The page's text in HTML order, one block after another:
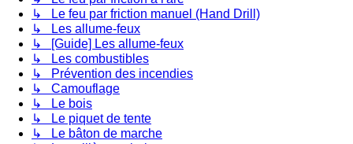
↳ Le feu par friction manuel (Hand Drill)
↳ Les allume-feux
↳ [Guide] Les allume-feux
↳ Les combustibles
↳ Prévention des incendies
↳ Camouflage
↳ Le bois
↳ Le piquet de tente
↳ Le bâton de marche